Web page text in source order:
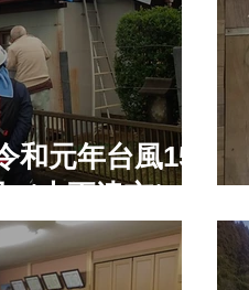
元年台風15
（木更津市）